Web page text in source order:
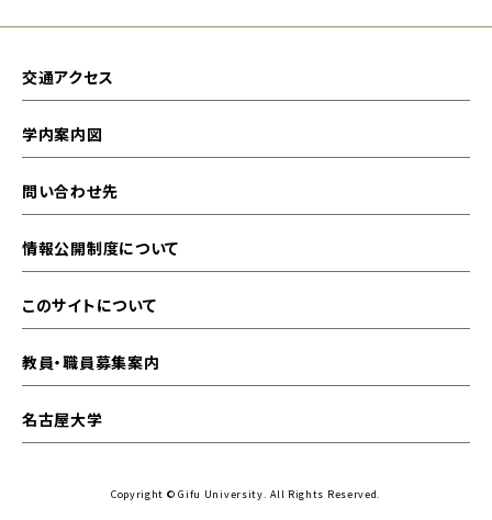
交通アクセス
学内案内図
問い合わせ先
情報公開制度について
このサイトについて
教員・職員募集案内
名古屋大学
Copyright © Gifu University. All Rights Reserved.